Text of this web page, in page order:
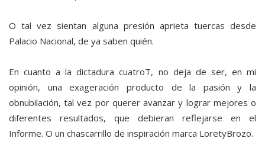
O tal vez sientan alguna presión aprieta tuercas desde
Palacio Nacional, de ya saben quién.
En cuanto a la dictadura cuatroT, no deja de ser, en mi
opinión, una exageración producto de la pasión y la
obnubilación, tal vez por querer avanzar y lograr mejores o
diferentes resultados, que debieran reflejarse en el
Informe. O un chascarrillo de inspiración marca LoretyBrozo.